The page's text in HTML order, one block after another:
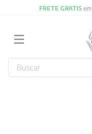
FRETE GRATISem
Buscar